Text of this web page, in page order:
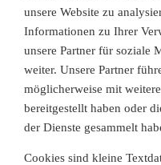
unsere Website zu
Informationen zu Ihrer
unsere Partner für soziale
weiter. Unsere Partner
möglicherweise mit
bereitgestellt haben oder
der Dienste gesammelt
Cookies sind kleine